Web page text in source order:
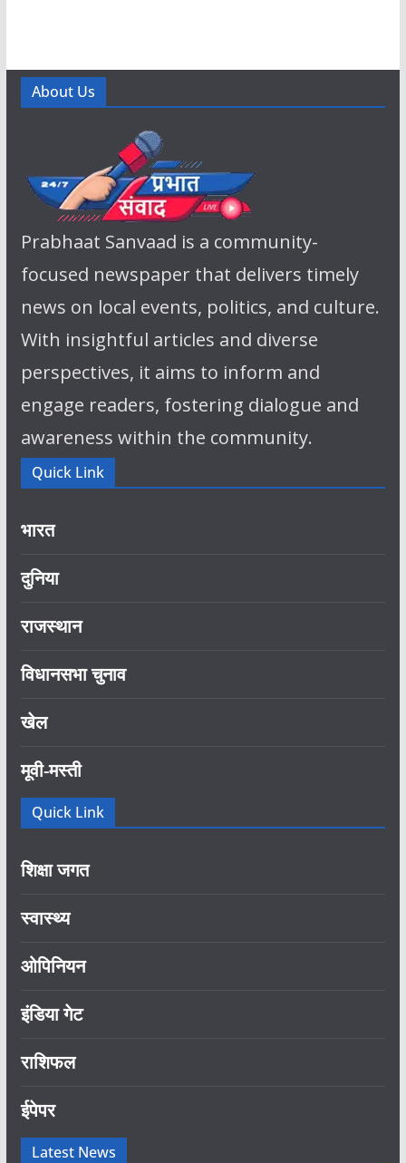
About Us
Prabhaat Sanvaad is a community-
focused newspaper that delivers timely
news on local events, politics, and culture.
With insightful articles and diverse
perspectives, it aims to inform and
engage readers, fostering dialogue and
awareness within the community.
Quick Link
भारत
दुनिया
राजस्थान
विधानसभा चुनाव
खेल
मूवी-मस्ती
Quick Link
शिक्षा जगत
स्वास्थ्य
ओपिनियन
इंडिया गेट
राशिफल
ईपेपर
Latest News